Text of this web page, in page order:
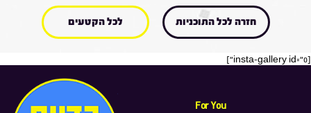
חזרה לכל התוכניות לכל הקטעים
[insta-gallery id="0"]
For You